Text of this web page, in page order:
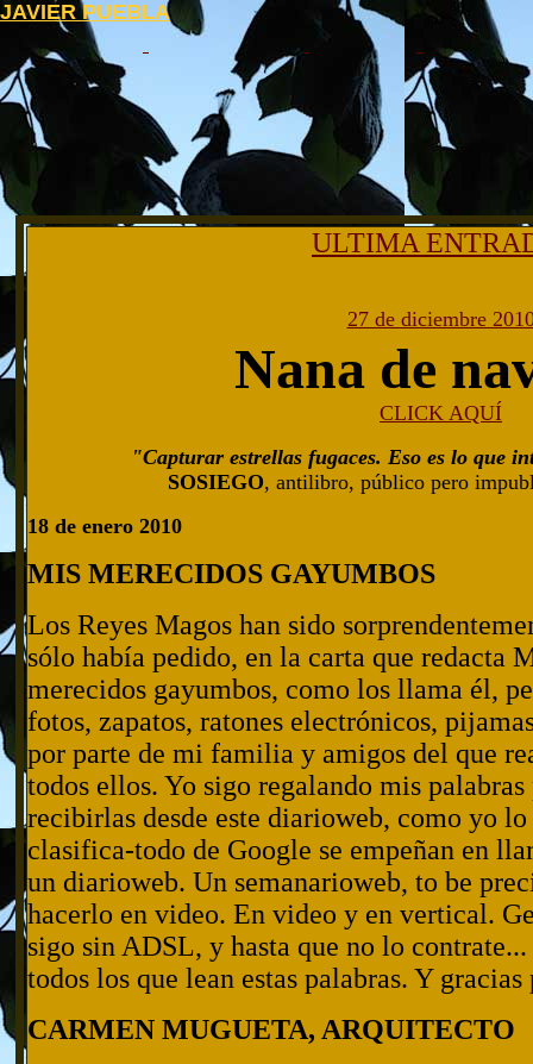
JAVIER PUEBLA
ULTIMA
27 de diciembre
Nana de
CLICK AQUÍ
"Capturar estrellas fugaces. Eso es lo que
SOSIEGO, antilibro, público pero
18 de enero 2010
MIS MERECIDOS GAYUMBOS
Los Reyes Magos han sido
sólo había pedido, en la carta que redacta
merecidos gayumbos, como los llama él,
fotos, zapatos, ratones electrónicos,
por parte de mi familia y amigos del que
todos ellos. Yo sigo regalando mis
recibirlas desde este diarioweb, como yo
clasifica-todo de Google se empeñan en
un diarioweb. Un semanarioweb, to be
hacerlo en video. En video y en vertical.
sigo sin ADSL, y hasta que no lo
todos los que lean estas palabras. Y
CARMEN MUGUETA, ARQUITECTO